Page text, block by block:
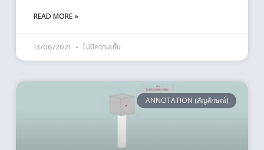
READ MORE »
13/06/2021 ไม่มีความเห็น
ANNOTATION (สัญลักษณ์)